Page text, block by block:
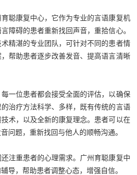
聪康复中心，它作为专业的言语康复机
障碍的患者重新找回声音，重拾信心。
精湛的专业团队，可针对不同的患者情
帮助患者逐步改善发音、提高语言清晰
一位患者都会接受全面的评估，以确保
治疗方法科学、多样，既有传统的言语
术，以及全新的康复理念。患者可以在
问题，重新找回与他人的顺畅沟通。
注重患者的心理需求。广州育聪康复中
导，帮助患者调整心态，增强自信。